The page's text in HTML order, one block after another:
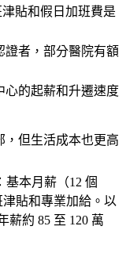
貼和假日加班費是
證者，部分醫院有額
心的起薪和升遷速度
，但生活成本也更高
本月薪（12 個
貼和專業加給。以
薪約 85 至 120 萬